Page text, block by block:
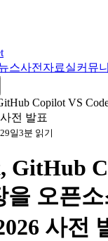
스사전 자료실커뮤
Copilot VS
전 발표
일3분 읽기
GitHub
을 오픈
사전